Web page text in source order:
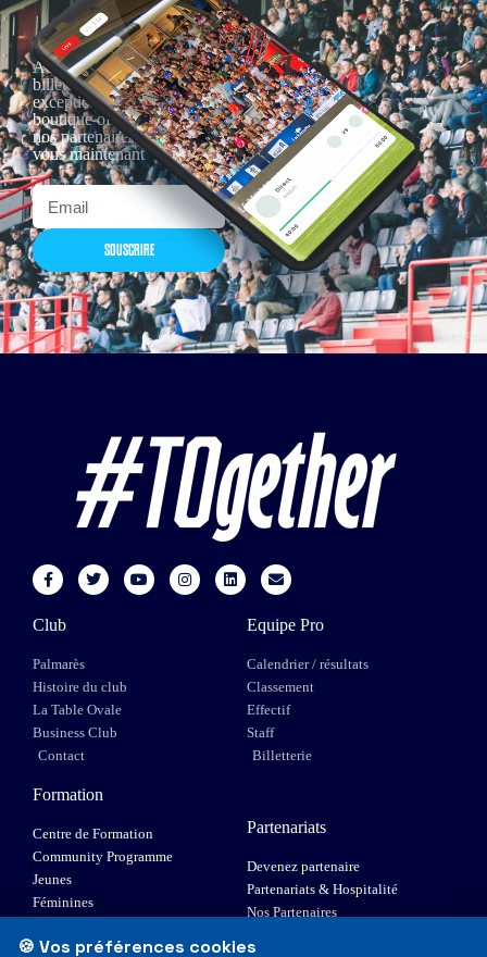
Actualités, nouveautés,
billetterie, remises
exceptionnelles dans la
boutique officielles & chez
nos partenaires… Inscrivez-
vous maintenant
SOUSCRIRE
Club
Palmarès
Histoire du club
La Table Ovale
Business Club
Contact
Equipe Pro
Calendrier / résultats
Classement
Effectif
Staff
Billetterie
Formation
Centre de Formation
Community Programme
Jeunes
Féminines
Elite 1
Partenariats
Devenez partenaire
Partenariats & Hospitalité
Nos Partenaires
🍪 Vos préférences cookies